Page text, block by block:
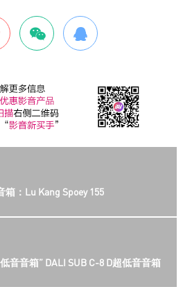
：Lu Kang Spoey 155
音音箱” DALI SUB C-8 D超低音音箱